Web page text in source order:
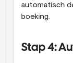
automatisch
boeking.
Stap 4: